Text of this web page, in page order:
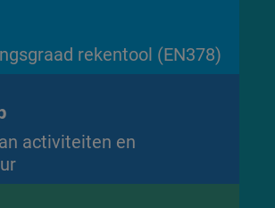
rekentool (EN378)
activiteiten en